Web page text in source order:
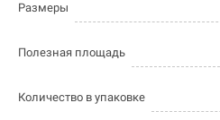
Размеры
Полезная площадь
Количество в упаковке